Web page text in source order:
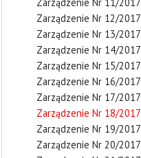
Zarządzenie Nr 12/2017
Zarządzenie Nr 13/2017
Zarządzenie Nr 14/2017
Zarządzenie Nr 15/2017
Zarządzenie Nr 16/2017
Zarządzenie Nr 17/2017
Zarządzenie Nr 18/2017
Zarządzenie Nr 19/2017
Zarządzenie Nr 20/2017